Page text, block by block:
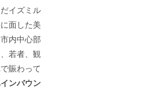
イズミル
面した美
内中心部
若者、観
賑わって
ンバウン